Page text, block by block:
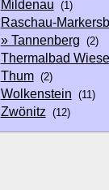
Mildenau (1)
Raschau-
» Tannenberg (2)
Thermalbad
Thum (2)
Wolkenstein (11)
Zwönitz (12)